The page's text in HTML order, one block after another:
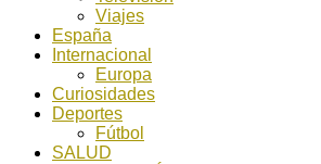
Viajes
España
Internacional
Europa
Curiosidades
Deportes
Fútbol
SALUD